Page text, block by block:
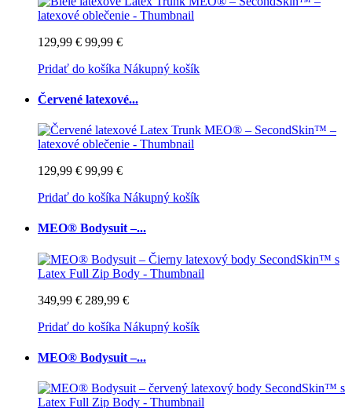
129,99 € 99,99 €
Pridať do košíka Nákupný košík
Červené latexové...
129,99 € 99,99 €
Pridať do košíka Nákupný košík
MEO® Bodysuit –...
349,99 € 289,99 €
Pridať do košíka Nákupný košík
MEO® Bodysuit –...